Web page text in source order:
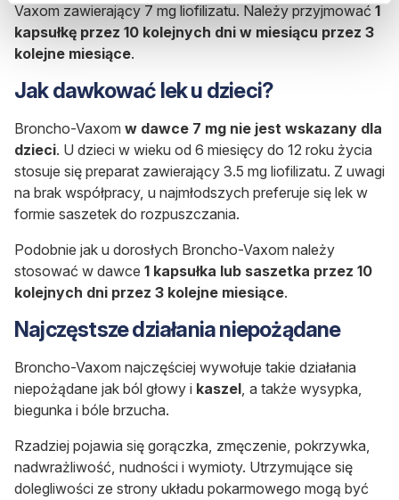
Vaxom zawierający 7 mg liofilizatu. Należy przyjmować 1
kapsułkę przez 10 kolejnych dni w miesiącu przez 3
kolejne miesiące.
Jak dawkować lek u dzieci?
Broncho-Vaxom w dawce 7 mg nie jest wskazany dla
dzieci. U dzieci w wieku od 6 miesięcy do 12 roku życia
stosuje się preparat zawierający 3.5 mg liofilizatu. Z uwagi
na brak współpracy, u najmłodszych preferuje się lek w
formie saszetek do rozpuszczania.
Podobnie jak u dorosłych Broncho-Vaxom należy
stosować w dawce 1 kapsułka lub saszetka przez 10
kolejnych dni przez 3 kolejne miesiące.
Najczęstsze działania niepożądane
Broncho-Vaxom najczęściej wywołuje takie działania
niepożądane jak ból głowy i kaszel, a także wysypka,
biegunka i bóle brzucha.
Rzadziej pojawia się gorączka, zmęczenie, pokrzywka,
nadwrażliwość, nudności i wymioty. Utrzymujące się
dolegliwości ze strony układu pokarmowego mogą być